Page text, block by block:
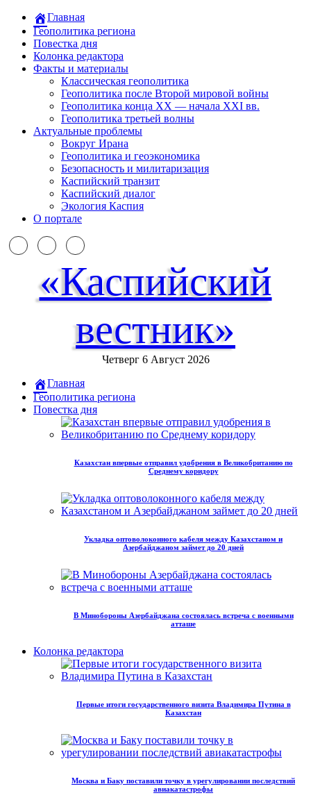
Главная
Геополитика региона
Повестка дня
Колонка редактора
Факты и материалы
Классическая геополитика
Геополитика после Второй мировой войны
Геополитика конца XX — начала XXI вв.
Геополитика третьей волны
Актуальные проблемы
Вокруг Ирана
Геополитика и геоэкономика
Безопасность и милитаризация
Каспийский транзит
Каспийский диалог
Экология Каспия
О портале
«Каспийский
вестник»
Четверг 6 Август 2026
Главная
Геополитика региона
Повестка дня
Казахстан впервые отправил удобрения в Великобританию по
Среднему коридору
Укладка оптоволоконного кабеля между Казахстаном и
Азербайджаном займет до 20 дней
В Минобороны Азербайджана состоялась встреча с военными
атташе
Колонка редактора
Первые итоги государственного визита Владимира Путина в
Казахстан
Москва и Баку поставили точку в урегулировании последствий
авиакатастрофы